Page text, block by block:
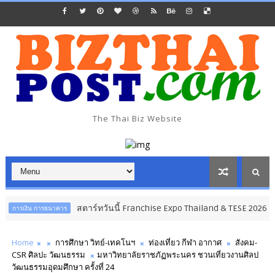
The Thai Biz Website
สตาร์ทวันนี้ Franchise Expo Thailand & TESE 2026 วัน ธุรกิจ การ
Home การศึกษา วิทย์-เทคโนฯ ท่องเที่ยว กีฬา อากาศ
สังคม-
CSR ศิลปะ วัฒนธรรม
มหาวิทยาลัยราชภัฏพระนคร ชวนเที่ยวงานศิลป
วัฒนธรรมอุดมศึกษา ครั้งที่ 24